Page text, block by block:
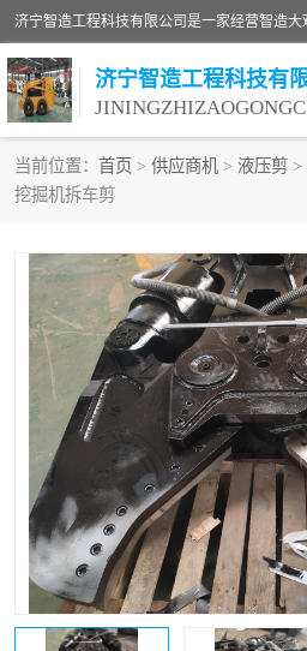
济宁智造工程科技有
当前位置： 首页 > 供应商机 > 液压剪 >
挖掘机拆车剪
振动夯
铣挖机
滚筒筛分斗
液压剪
铣刨机
伐木机
打桩机
枕木机